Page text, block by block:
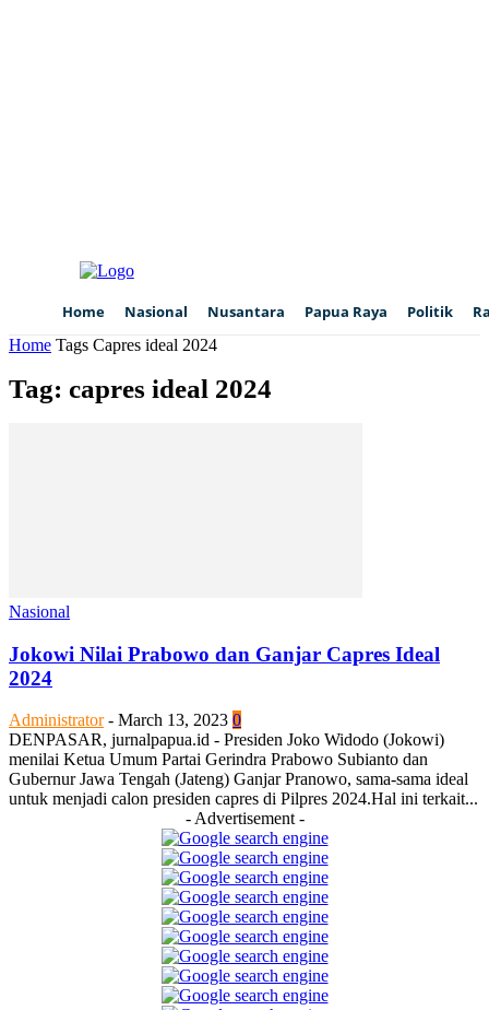
Home Nasional Nusantara Papua Raya Politik
Home Tags Capres ideal 2024
Tag: capres ideal 2024
Nasional
Jokowi Nilai Prabowo dan Ganjar Capres Ideal
2024
Administrator - March 13, 2023 0
DENPASAR, jurnalpapua.id - Presiden Joko Widodo (Jokowi)
menilai Ketua Umum Partai Gerindra Prabowo Subianto dan
Gubernur Jawa Tengah (Jateng) Ganjar Pranowo, sama-sama ideal
untuk menjadi calon presiden capres di Pilpres 2024.Hal ini terkait...
- Advertisement -